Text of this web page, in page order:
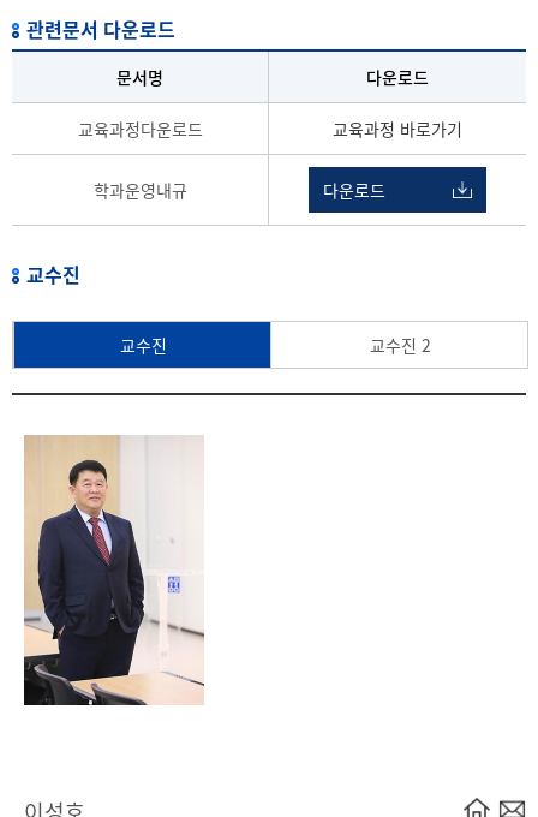
관련문서 다운로드
문서명 다운로드
교육과정다운로드 교육과정 바로가기
학과운영내규 다운로드
교수진
교수진 교수진 2